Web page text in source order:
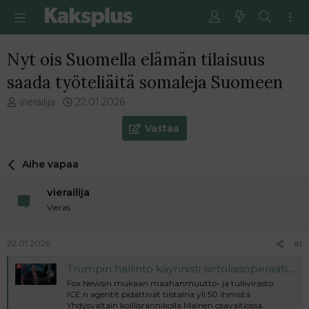
Nyt ois Suomella elämän tilaisuus
saada työteliäitä somaleja Suomeen
V
e
t
n
l
o
vierailija
E
m
i
e
s
t
22.01.2026
Vastaa
Aihe vapaa
vierailija
Vieras
22.01.2026 #1
Trumpin hallinto käynnisti siirtolaisoperaation – kohteena erityisesti somalit
Fox Newsin mukaan maahanmuutto- ja tullivirasto
ICE:n agentit pidättivät tiistaina yli 50 ihmistä
Yhdysvaltain koillisrannikolla Mainen osavaltiossa.